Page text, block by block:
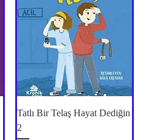
Tatlı Bir Telaş Hayat Dediğin
2